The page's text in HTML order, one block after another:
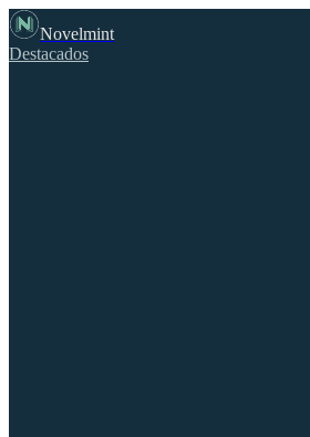
Novelmint
Destacados